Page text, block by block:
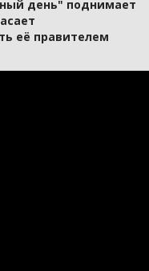
день" поднимает
её правителем